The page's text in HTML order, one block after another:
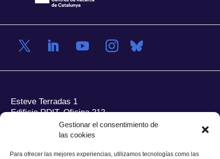
Gestionar el consentimiento de
las cookies
Para ofrecer las mejores experiencias, utilizamos tecnologías como las
Esteve Terradas 1
Edificio RDIT, Oficina 212
Parc Mediterrani de la Tecnologia (PMT) Campus
08860 Castelldefels (Barcelona)